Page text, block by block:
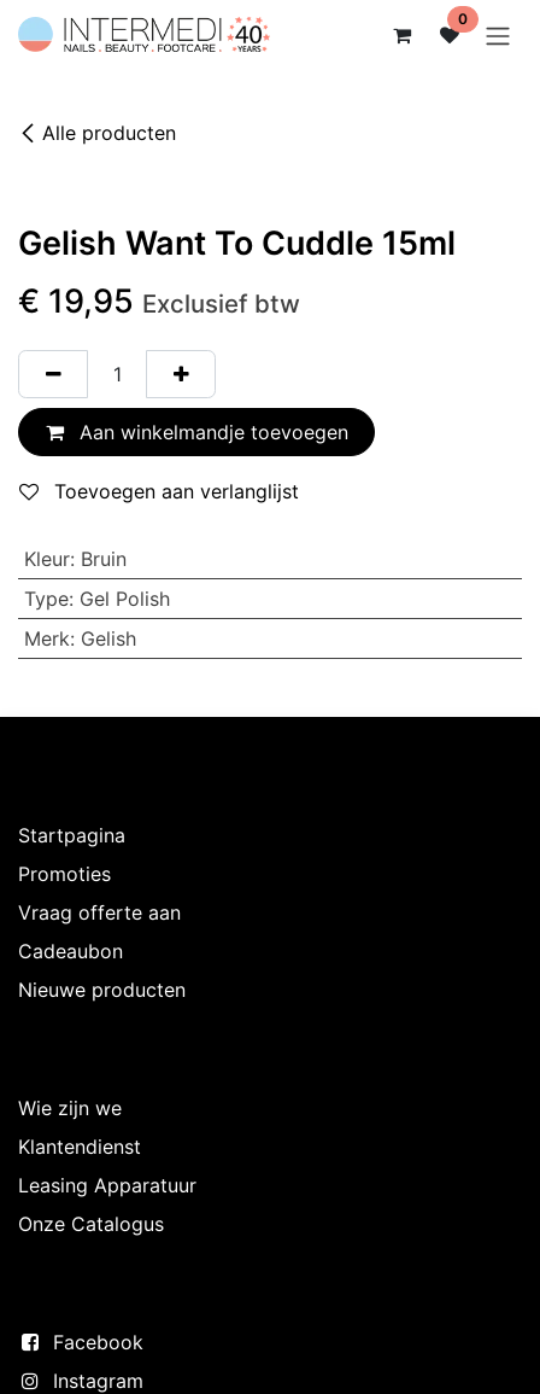
Overslaan naar inhoud 0
Alle producten
Gelish Want To Cuddle 15ml
€ 19,95 Exclusief btw
Aan winkelmandje toevoegen
Toevoegen aan verlanglijst
Kleur: Bruin
Type: Gel Polish
Merk: Gelish
Startpagina
Promoties
Vraag offerte aan
Cadeaubon
Nieuwe producten
Wie zijn we
Klantendienst
Leasing Apparatuur
Onze Catalogus
Facebook
Instagram